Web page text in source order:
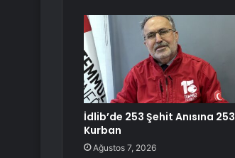
İdlib’de 253 Şehit Anısına 253
Kurban
Ağustos 7, 2026